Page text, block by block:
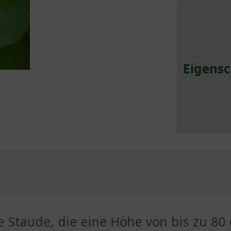
die eine Höhe von bis zu